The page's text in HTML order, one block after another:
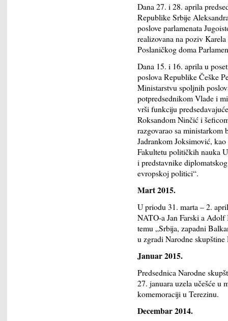
Dana 27. i 28. aprila
Republike Srbije
poslove parlamenata
realizovana na poziv
Poslaničkog doma
Dana 15. i 16. aprila u
poslova Republike Češke
Ministarstvu spoljnih
potpredsednikom Vlade i
vrši funkciju
Roksandom Ninčić i
razgovarao sa ministarkom
Jadrankom Joksimović,
Fakultetu političkih nauka
i predstavnike
evropskoj politici“.
Mart 2015.
U priodu 31. marta – 2.
NATO-a Jan Farski a Adolf
temu „Srbija, zapadni
u zgradi Narodne
Januar 2015.
Predsednica Narodne
27. januara uzela učešće u
komemoraciji u Terezinu.
Decembar 2014.